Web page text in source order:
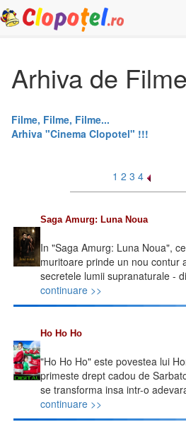
Arhiva de
Filme, Filme, Filme...
Arhiva "Cinema Clopotel" !!!
1 2 3 4
Saga Amurg: Luna Noua
In "Saga Amurg: Luna Noua",
muritoare prinde un nou contur
secretele lumii supranaturale -
continuare >>
Ho Ho Ho
"Ho Ho Ho" este povestea lui
primeste drept cadou de
se transforma insa intr-o
continuare >>